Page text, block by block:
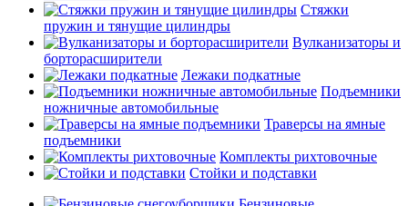
Стяжки
пружин и тянущие цилиндры
Вулканизаторы и
борторасширители
Лежаки подкатные
Подъемники
ножничные автомобильные
Траверсы на ямные
подъемники
Комплекты рихтовочные
Стойки и подставки